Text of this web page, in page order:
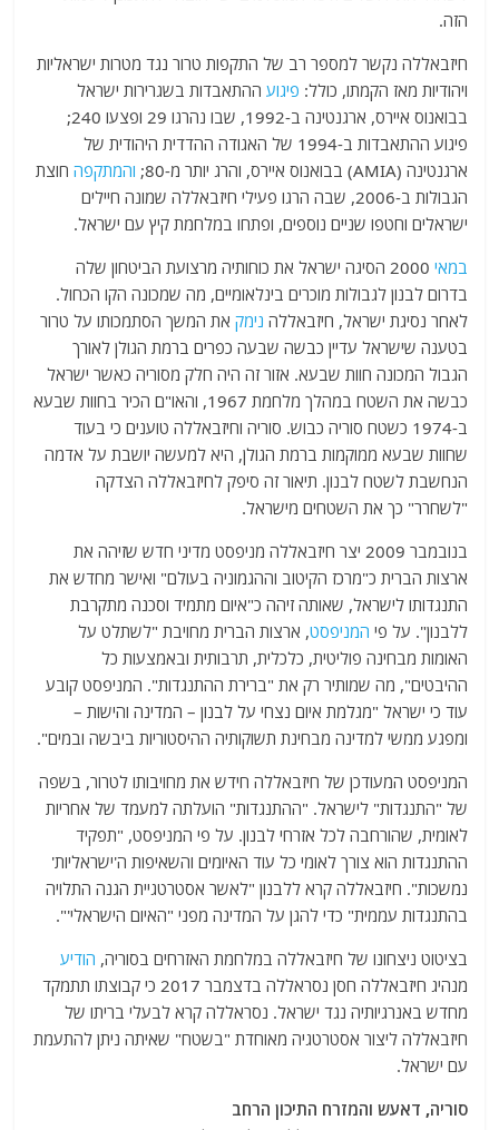
הזה.
חיזבאללה נקשר למספר רב של התקפות טרור נגד מטרות ישראליות
ויהודיות מאז הקמתו, כולל: פיגוע ההתאבדות בשגרירות ישראל
בבואנוס איירס, ארגנטינה ב-1992, שבו נהרגו 29 ופצעו 240;
פיגוע ההתאבדות ב-1994 של האגודה ההדדית היהודית של
ארגנטינה (AMIA) בבואנוס איירס, והרג יותר מ-80;
והמתקפה חוצת
הגבולות ב-2006, שבה הרגו פעילי חיזבאללה שמונה חיילים
ישראלים וחטפו שניים נוספים, ופתחו במלחמת קיץ עם ישראל.
במאי
2000 הסיגה ישראל את כוחותיה מרצועת הביטחון שלה
בדרום לבנון לגבולות מוכרים בינלאומיים, מה שמכונה הקו הכחול.
לאחר נסיגת ישראל, חיזבאללה נימק את המשך הסתמכותו על טרור
בטענה שישראל עדיין כבשה שבעה כפרים ברמת הגולן לאורך
הגבול המכונה חוות שבעא. אזור זה היה חלק מסוריה כאשר ישראל
כבשה את השטח במהלך מלחמת 1967, והאו"ם הכיר בחוות שבעא
ב-1974 כשטח סוריה כבוש. סוריה וחיזבאללה טוענים כי בעוד
שחוות שבעא ממוקמות ברמת הגולן, היא למעשה יושבת על אדמה
הנחשבת לשטח לבנון. תיאור זה סיפק לחיזבאללה הצדקה
"לשחרר" כך את השטחים מישראל.
בנובמבר 2009 יצר חיזבאללה מניפסט מדיני חדש שזיהה את
ארצות הברית כ"מרכז הקיטוב וההגמוניה בעולם" ואישר מחדש את
התנגדותו לישראל, שאותה זיהה כ"איום מתמיד וסכנה מתקרבת
ללבנון". על פי המניפסט, ארצות הברית מחויבת "לשתלט על
האומות מבחינה פוליטית, כלכלית, תרבותית ובאמצעות כל
ההיבטים", מה שמותיר רק את "ברירת ההתנגדות". המניפסט קובע
עוד כי ישראל "מגלמת איום נצחי על לבנון – המדינה והישות –
ומפגע ממשי למדינה מבחינת תשוקותיה ההיסטוריות ביבשה ובמים".
המניפסט המעודכן של חיזבאללה חידש את מחויבותו לטרור, בשפה
של "התנגדות" לישראל. "ההתנגדות" הועלתה למעמד של אחריות
לאומית, שהורחבה לכל אזרחי לבנון. על פי המניפסט, "תפקיד
ההתנגדות הוא צורך לאומי כל עוד האיומים והשאיפות ה'ישראליות'
נמשכות". חיזבאללה קרא ללבנון "לאשר אסטרטגיית הגנה התלויה
בהתנגדות עממית" כדי להגן על המדינה מפני "האיום הישראלי'".
בציטוט ניצחונו של חיזבאללה במלחמת האזרחים בסוריה, הודיע
מנהיג חיזבאללה חסן נסראללה בדצמבר 2017 כי קבוצתו תתמקד
מחדש באנרגיותיה נגד ישראל. נסראללה קרא לבעלי בריתו של
חיזבאללה ליצור אסטרטגיה מאוחדת "בשטח" שאיתה ניתן להתעמת
עם ישראל.
סוריה, דאעש והמזרח התיכון הרחב